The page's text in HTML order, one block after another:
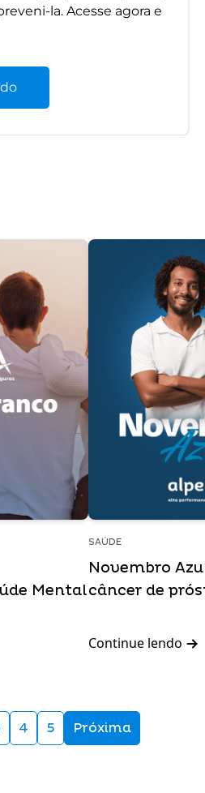
la. Acesse agora e
Mental
SAÚDE
Novembro
câncer de
Continue lendo
4 5 Próxima